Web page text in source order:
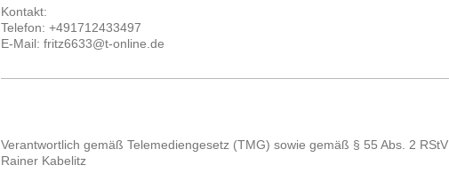
Kontakt:
Telefon: +491712433497
E-Mail: fritz6633@t-online.de
Verantwortlich gemäß Telemediengesetz (TMG) sowie gemäß § 55 Abs. 2 RStV
Rainer Kabelitz